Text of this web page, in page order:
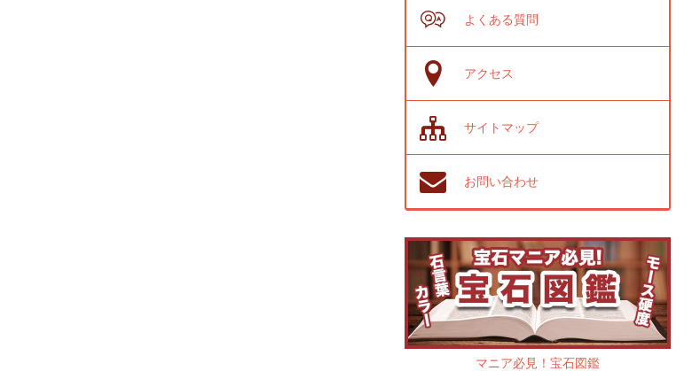
よくある質問
アクセス
サイトマップ
お問い合わせ
マニア必見！宝石図鑑